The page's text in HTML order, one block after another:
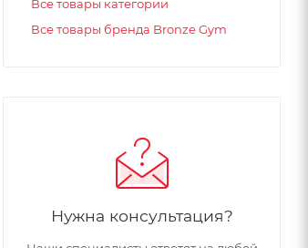
Все товары категории
Все товары бренда Bronze Gym
Нужна консультация?